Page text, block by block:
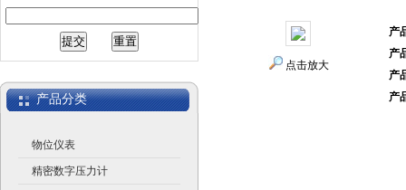
江苏润仪仪表有限公司
产品分类
物位仪表
精密数字压力计
点击放大
产
产
产
产